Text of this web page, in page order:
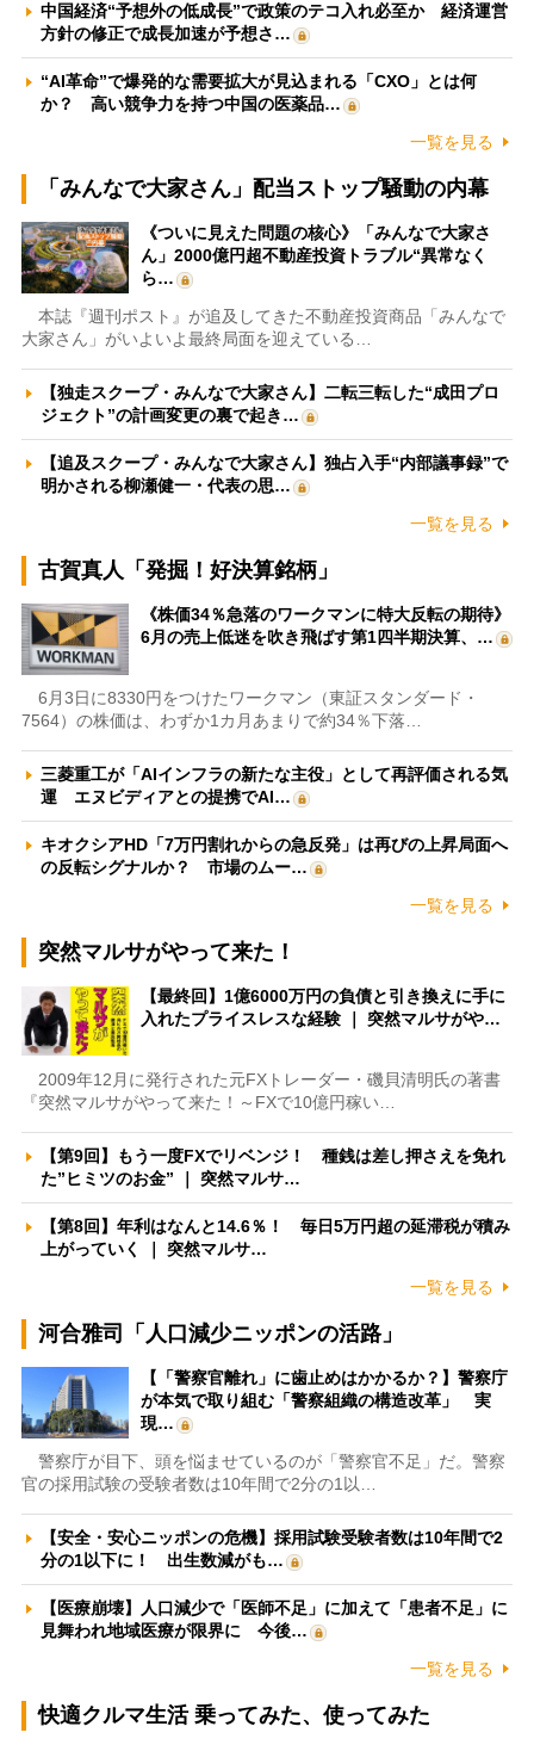
中国経済“予想外の低成長”で政策のテコ入れ必至か 経済運営
方針の修正で成長加速が予想さ…
“AI革命”で爆発的な需要拡大が見込まれる「CXO」とは何
か？ 高い競争力を持つ中国の医薬品…
一覧を見る
「みんなで大家さん」配当ストップ騒動の内幕
《ついに見えた問題の核心》「みんなで大家さ
ん」2000億円超不動産投資トラブル“異常なく
ら…
本誌『週刊ポスト』が追及してきた不動産投資商品「みんなで
大家さん」がいよいよ最終局面を迎えている…
【独走スクープ・みんなで大家さん】二転三転した“成田プロ
ジェクト”の計画変更の裏で起き…
【追及スクープ・みんなで大家さん】独占入手“内部議事録”で
明かされる柳瀬健一・代表の思…
一覧を見る
古賀真人「発掘！好決算銘柄」
《株価34％急落のワークマンに特大反転の期待》
6月の売上低迷を吹き飛ばす第1四半期決算、…
6月3日に8330円をつけたワークマン（東証スタンダード・
7564）の株価は、わずか1カ月あまりで約34％下落…
三菱重工が「AIインフラの新たな主役」として再評価される気
運 エヌビディアとの提携でAI…
キオクシアHD「7万円割れからの急反発」は再びの上昇局面へ
の反転シグナルか？ 市場のムー…
一覧を見る
突然マルサがやって来た！
【最終回】1億6000万円の負債と引き換えに手に
入れたプライスレスな経験 ｜ 突然マルサがや…
2009年12月に発行された元FXトレーダー・磯貝清明氏の著書
『突然マルサがやって来た！～FXで10億円稼い…
【第9回】もう一度FXでリベンジ！ 種銭は差し押さえを免れ
た”ヒミツのお金” ｜ 突然マルサ…
【第8回】年利はなんと14.6％！ 毎日5万円超の延滞税が積み
上がっていく ｜ 突然マルサ…
一覧を見る
河合雅司「人口減少ニッポンの活路」
【「警察官離れ」に歯止めはかかるか？】警察庁
が本気で取り組む「警察組織の構造改革」 実
現…
警察庁が目下、頭を悩ませているのが「警察官不足」だ。警察
官の採用試験の受験者数は10年間で2分の1以…
【安全・安心ニッポンの危機】採用試験受験者数は10年間で2
分の1以下に！ 出生数減がも…
【医療崩壊】人口減少で「医師不足」に加えて「患者不足」に
見舞われ地域医療が限界に 今後…
一覧を見る
快適クルマ生活 乗ってみた、使ってみた